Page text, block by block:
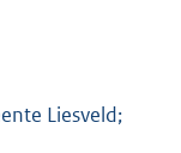
Liesveld;